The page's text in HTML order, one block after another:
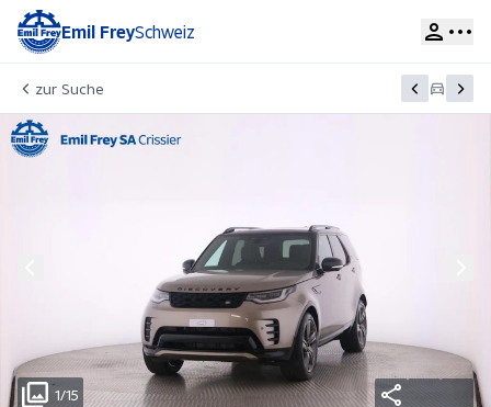
Emil FreySchweiz
zur Suche
1/15